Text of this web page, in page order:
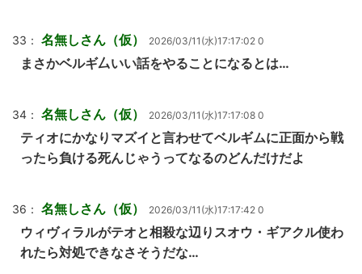
33： 名無しさん（仮） 2026/03/11(水)17:17:02 0
まさかベルギ厶いい話をやることになるとは…
34： 名無しさん（仮） 2026/03/11(水)17:17:08 0
ティオにかなりマズイと言わせてベルギムに正面から戦
ったら負ける死んじゃうってなるのどんだけだよ
36： 名無しさん（仮） 2026/03/11(水)17:17:42 0
ウィヴィラルがテオと相殺な辺りスオウ・ギアクル使わ
れたら対処できなさそうだな…